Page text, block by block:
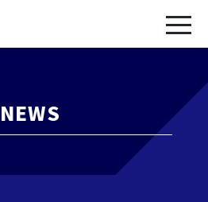
NEWS